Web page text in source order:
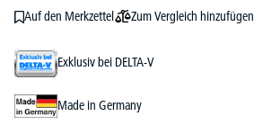
Auf den Merkzettel Zum Vergleich hinzufügen
Exklusiv bei DELTA-V
Made in Germany